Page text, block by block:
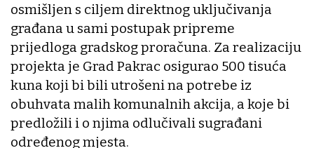
osmišljen s ciljem direktnog uključivanja
građana u sami postupak pripreme
prijedloga gradskog proračuna. Za realizaciju
projekta je Grad Pakrac osigurao 500 tisuća
kuna koji bi bili utrošeni na potrebe iz
obuhvata malih komunalnih akcija, a koje bi
predložili i o njima odlučivali sugrađani
određenog mjesta.